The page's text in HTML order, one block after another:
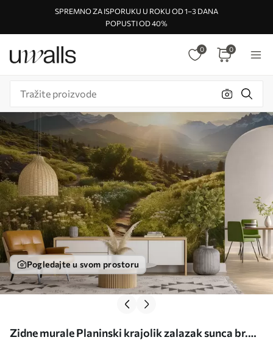
SPREMNO ZA ISPORUKU U ROKU OD 1–3 DANA
POPUSTI OD 40%
0 0
Pogledajte u svom prostoru
Zidne murale Planinski krajolik zalazak sunca br.